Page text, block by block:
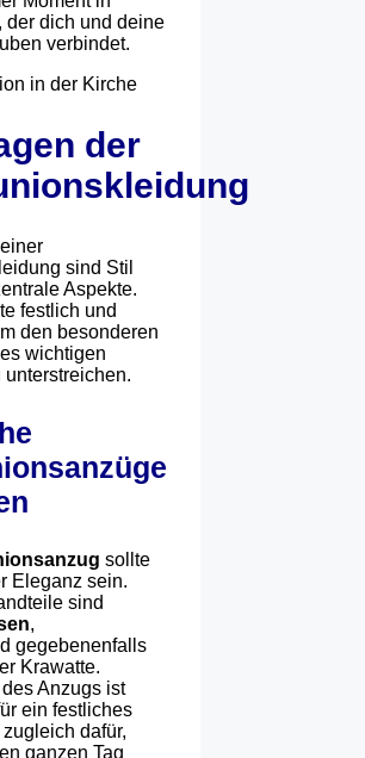
der dich und deine
verbindet.
der
sind Stil
Aspekte.
festlich und
den besonderen
wichtigen
sollte
Eleganz sein.
sind
,
gegebenenfalls
Krawatte.
des Anzugs ist
ein festliches
dafür,
ganzen Tag